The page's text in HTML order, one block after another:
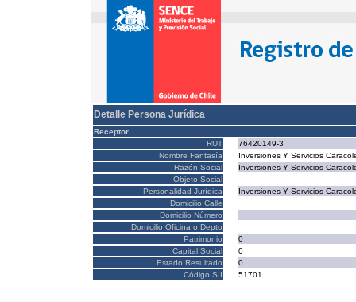
Detalle Persona Jurídica
Receptor
RUT
76420149-3
Nombre Fantasía
Inversiones Y Servicios
Razón Social
Inversiones Y Servicios
Objeto Social
Personalidad Jurídica
Inversiones Y Servicios
Domicilio Calle
Domicilio Número
Domicilio Oficina o Depto
Patrimonio
0
Capital Social
0
Estado Resultado
0
Código SII
51701